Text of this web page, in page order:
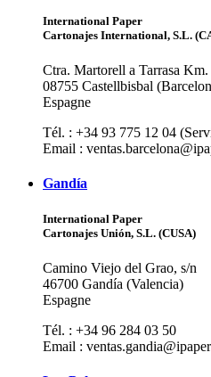
International Paper
Cartonajes International, S.L.
Ctra. Martorell a Tarrasa Km.
08755 Castellbisbal
Espagne
Tél. : +34 93 775 12 04
Email :
Gandía
International Paper
Cartonajes Unión, S.L. (CUSA)
Camino Viejo del Grao, s/n
46700 Gandía (Valencia)
Espagne
Tél. : +34 96 284 03 50
Email :